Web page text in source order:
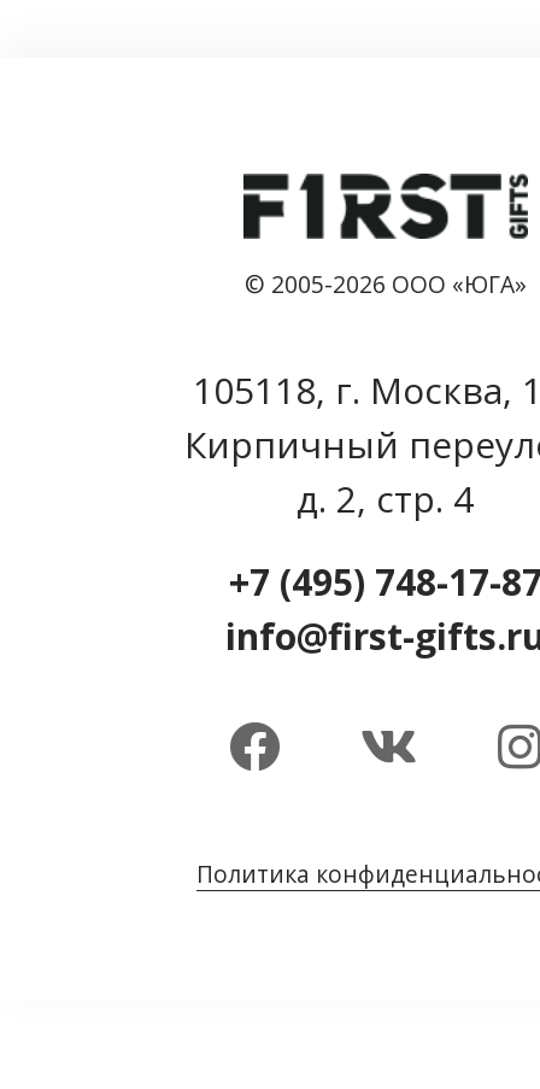
© 2005-2026 ООО «ЮГА»
105118, г. Москва,
Кирпичный
д. 2, стр. 4
+7 (495) 748-17-
info@first-
Политика